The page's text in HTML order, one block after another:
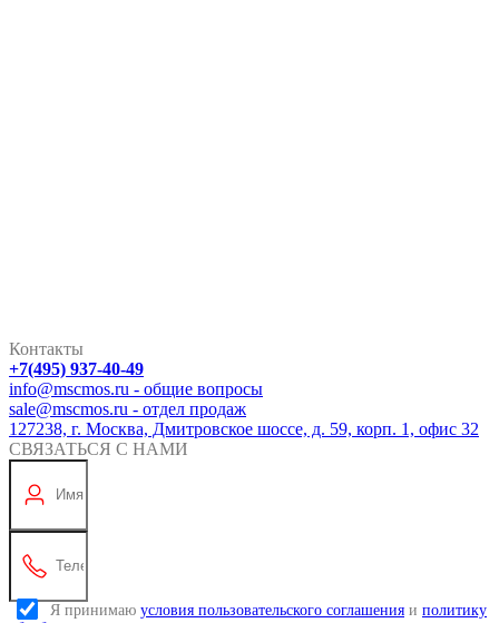
Контакты
+7(495) 937-40-49
info@mscmos.ru - общие вопросы
sale@mscmos.ru - отдел продаж
127238, г. Москва, Дмитровское шоссе, д. 59, корп. 1, офис 32
СВЯЗАТЬСЯ С НАМИ
Я принимаю условия пользовательского соглашения и политику